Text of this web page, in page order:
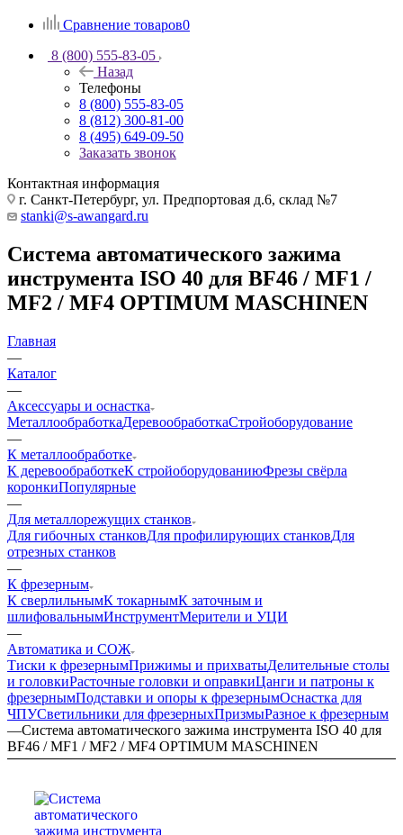
Сравнение товаров0
8 (800) 555-83-05
Назад
Телефоны
8 (800) 555-83-05
8 (812) 300-81-00
8 (495) 649-09-50
Заказать звонок
Контактная информация
г. Санкт-Петербург, ул. Предпортовая д.6, склад №7
stanki@s-awangard.ru
Система автоматического зажима
инструмента ISO 40 для BF46 / MF1 /
MF2 / MF4 OPTIMUM MASCHINEN
Главная
—
Каталог
—
Аксeccyapы и оснастка
МеталлообработкаДеревообработкаСтройоборудование
—
К металлообработке
К деревообработкеК стройоборудованиюФрезы свёрла
коронкиПопулярные
—
Для металлорежущих станков
Для гибочных станковДля профилирующих станковДля
отрезных станков
—
К фрезерным
К сверлильнымК токарнымК заточным и
шлифовальнымИнструментМерители и УЦИ
—
Автоматика и СОЖ
Тиски к фрезернымПрижимы и прихватыДелительные столы
и головкиРасточные головки и оправкиЦанги и патроны к
фрезернымПодставки и опоры к фрезернымОснастка для
ЧПУСветильники для фрезерныхПризмыРазное к фрезерным
—Система автоматического зажима инструмента ISO 40 для
BF46 / MF1 / MF2 / MF4 OPTIMUM MASCHINEN